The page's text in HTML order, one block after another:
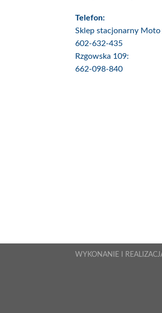
Telefon:
Sklep stacjonarny Moto
602-632-435
Rzgowska 109:
662-098-840
WYKONANIE I